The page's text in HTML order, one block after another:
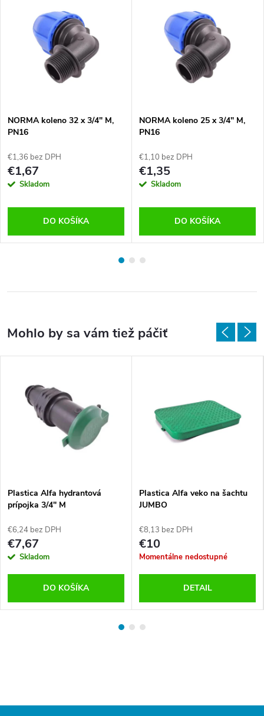
NORMA koleno 32 x 3/4" M,
PN16
€1,36 bez DPH
€1,67
Skladom
DO KOŠÍKA
NORMA koleno 25 x 3/4" M,
PN16
€1,10 bez DPH
€1,35
Skladom
DO KOŠÍKA
Plastica Alfa hydrantová
prípojka 3/4" M
€6,24 bez DPH
€7,67
Skladom
DO KOŠÍKA
Plastica Alfa veko na šachtu
JUMBO
€8,13 bez DPH
€10
Momentálne nedostupné
DETAIL